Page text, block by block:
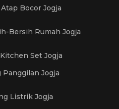
Bocor Jogja
Bersih Rumah Jogja
Set Jogja
Panggilan Jogja
Listrik Jogja